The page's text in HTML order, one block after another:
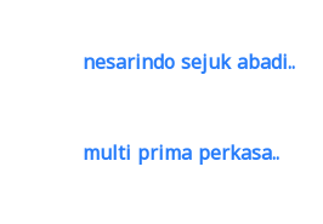
nesarindo sejuk abadi..
multi prima perkasa..